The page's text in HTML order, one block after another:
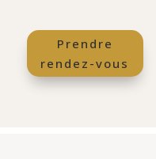
Prendre
rendez-vous